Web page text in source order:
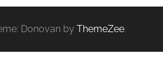
Donovan by ThemeZee.